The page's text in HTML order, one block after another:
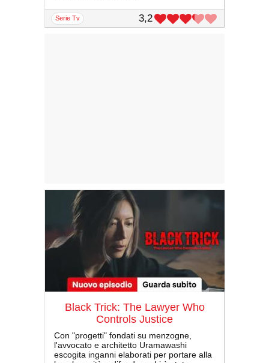
serie Tv 3,2
Black Trick: The Lawyer Who
Controls Justice
Con "progetti" fondati su menzogne,
l'avvocato e architetto Uramawashi
escogita inganni elaborati per portare alla